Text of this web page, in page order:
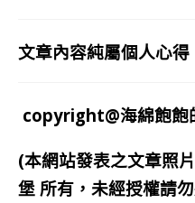
文章內容純屬個人心得
copyright@海綿飽飽
(本網站發表之文章照
堡 所有，未經授權請